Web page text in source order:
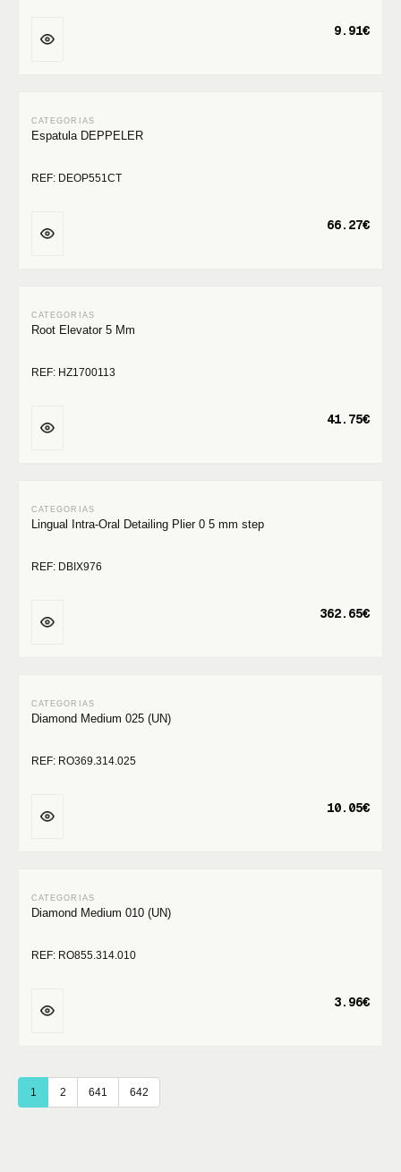
9.91€
Espatula DEPPELER
REF: DEOP551CT
66.27€
Root Elevator 5 Mm
REF: HZ1700113
41.75€
Lingual Intra-Oral Detailing Plier 0 5 mm step
REF: DBIX976
362.65€
Diamond Medium 025 (UN)
REF: RO369.314.025
10.05€
Diamond Medium 010 (UN)
REF: RO855.314.010
3.96€
1 2 641 642